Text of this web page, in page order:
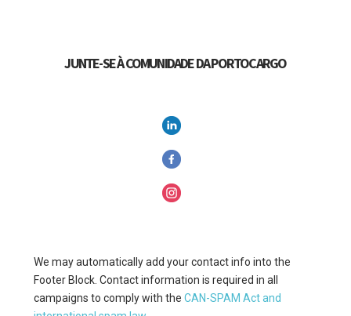
JUNTE-SE À COMUNIDADE DA PORTOCARGO
We may automatically add your contact info into the
Footer Block. Contact information is required in all
campaigns to comply with the CAN-SPAM Act and